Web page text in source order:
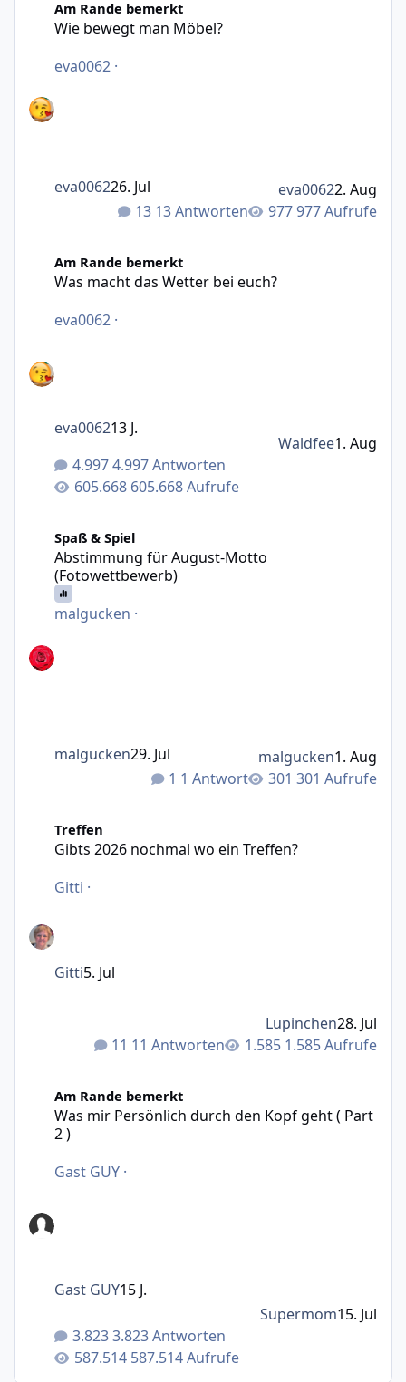
Am Rande bemerkt
Wie bewegt man Möbel?
eva0062 ·
13 Antworten 977 Aufrufe
eva006226. Jul eva00622. Aug
Am Rande bemerkt
Was macht das Wetter bei euch?
eva0062 ·
4.997 Antworten
605.668 Aufrufe
eva006213 J.
Waldfee1. Aug
Spaß & Spiel
Abstimmung für August-Motto
(Fotowettbewerb)
malgucken ·
1 Antwort 301 Aufrufe
malgucken29. Jul malgucken1. Aug
Treffen
Gibts 2026 nochmal wo ein Treffen?
Gitti ·
11 Antworten 1.585 Aufrufe
Gitti5. Jul
Lupinchen28. Jul
Am Rande bemerkt
Was mir Persönlich durch den Kopf geht ( Part
2 )
Gast GUY ·
3.823 Antworten
587.514 Aufrufe
Gast GUY15 J.
Supermom15. Jul